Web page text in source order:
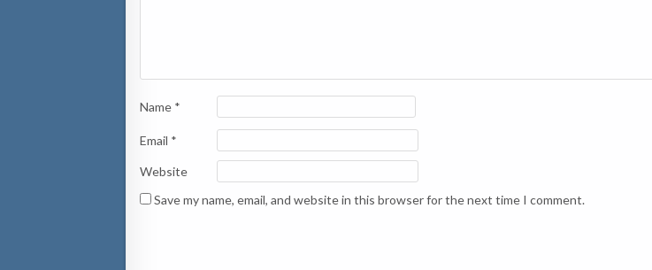
Name *
Email *
Website
Save my name, email, and website in this browser for the next time I comment.